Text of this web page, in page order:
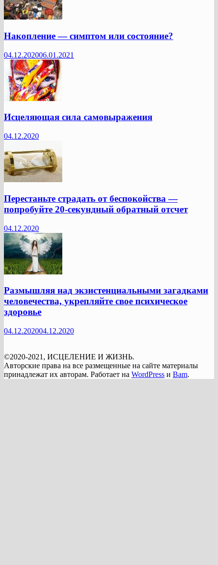
Накопление — симптом или состояние?
04.12.202006.01.2021
Исцеляющая сила самовыражения
04.12.2020
Перестаньте страдать от беспокойства —
попробуйте 20-секундный обратный отсчет
04.12.2020
Размышляя над экзистенциальными загадками
человечества, укрепляйте свое психическое
здоровье
04.12.202004.12.2020
©2020-2021, ИСЦЕЛЕНИЕ И ЖИЗНЬ.
Авторские права на все размещенные на сайте материалы
принадлежат их авторам. Работает на WordPress и Bam.